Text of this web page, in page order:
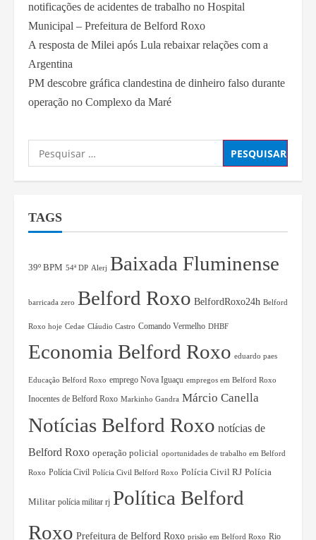
notificações de acidentes de trabalho no Hospital
Municipal – Prefeitura de Belford Roxo
A resposta de Milei após Lula rebaixar relações com a
Argentina
PM descobre gráfica clandestina de dinheiro falso durante
operação no Complexo da Maré
TAGS
39º BPM 54ª DP Alerj Baixada Fluminense
barricada zero Belford Roxo BelfordRoxo24h Belford
Roxo hoje Cedae Cláudio Castro Comando Vermelho DHBF
Economia Belford Roxo eduardo paes
Educação Belford Roxo emprego Nova Iguaçu empregos em Belford Roxo
Inocentes de Belford Roxo Markinho Gandra Márcio Canella
Notícias Belford Roxo notícias de
Belford Roxo operação policial oportunidades de trabalho em Belford
Roxo Polícia Civil Polícia Civil Belford Roxo Polícia Civil RJ Polícia
Militar polícia militar rj Política Belford
Roxo Prefeitura de Belford Roxo prisão em Belford Roxo Rio